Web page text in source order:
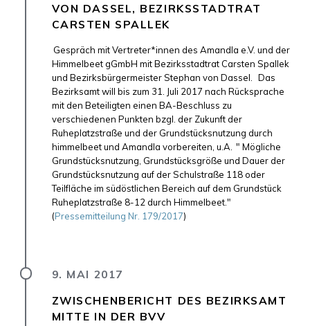
VON DASSEL, BEZIRKSSTADTRAT
CARSTEN SPALLEK
Gespräch mit Vertreter*innen des Amandla e.V. und der
Himmelbeet gGmbH mit Bezirksstadtrat Carsten Spallek
und Bezirksbürgermeister Stephan von Dassel. Das
Bezirksamt will bis zum 31. Juli 2017 nach Rücksprache
mit den Beteiligten einen BA-Beschluss zu
verschiedenen Punkten bzgl. der Zukunft der
Ruheplatzstraße und der Grundstücksnutzung durch
himmelbeet und Amandla vorbereiten, u.A. " Mögliche
Grundstücksnutzung, Grundstücksgröße und Dauer der
Grundstücksnutzung auf der Schulstraße 118 oder
Teilfläche im südöstlichen Bereich auf dem Grundstück
Ruheplatzstraße 8-12 durch Himmelbeet."
(Pressemitteilung Nr. 179/2017)
9. MAI 2017
ZWISCHENBERICHT DES BEZIRKSAMT
MITTE IN DER BVV